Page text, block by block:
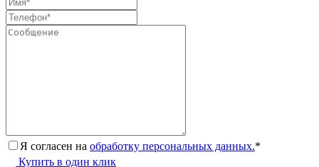
Я согласен на обработку персональных данных.*
Купить в один клик